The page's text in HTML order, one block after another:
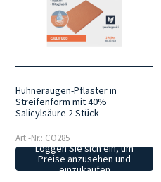
Hühneraugen-Pflaster in
Streifenform mit 40%
Salicylsäure 2 Stück
Art.-Nr.: CO285
Loggen Sie sich ein, um
Preise anzusehen und
einzukaufen